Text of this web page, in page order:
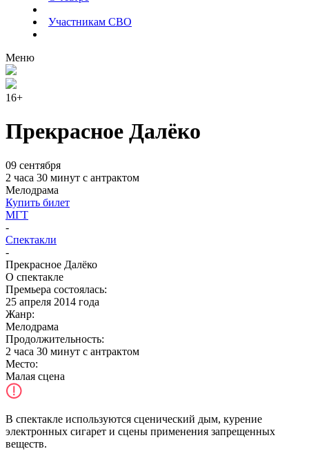
Участникам СВО
Меню
16+
Прекрасное Далёко
09 сентября
2 часа 30 минут с антрактом
Мелодрама
Купить билет
МГТ
-
Спектакли
-
Прекрасное Далёко
О спектакле
Премьера состоялась:
25 апреля 2014 года
Жанр:
Мелодрама
Продолжительность:
2 часа 30 минут с антрактом
Место:
Малая сцена
В спектакле используются сценический дым, курение
электронных сигарет и сцены применения запрещенных
веществ.